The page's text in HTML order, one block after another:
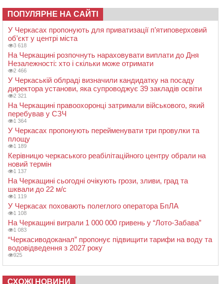
ПОПУЛЯРНЕ НА САЙТІ
У Черкасах пропонують для приватизації п’ятиповерховий
об’єкт у центрі міста
3 618
На Черкащині розпочнуть нараховувати виплати до Дня
Незалежності: хто і скільки може отримати
2 466
У Черкаській облраді визначили кандидатку на посаду
директора установи, яка супроводжує 39 закладів освіти
2 321
На Черкащині правоохоронці затримали військового, який
перебував у СЗЧ
1 364
У Черкасах пропонують перейменувати три провулки та
площу
1 189
Керівницю черкаського реабілітаційного центру обрали на
новий термін
1 137
На Черкащині сьогодні очікують грози, зливи, град та
шквали до 22 м/с
1 119
У Черкасах поховають полеглого оператора БпЛА
1 108
На Черкащині виграли 1 000 000 гривень у “Лото-Забава”
1 083
“Черкасиводоканал” пропонує підвищити тарифи на воду та
водовідведення з 2027 року
925
СХОЖІ НОВИНИ